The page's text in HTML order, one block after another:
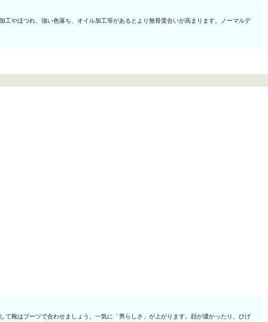
やほつれ、強い色落ち、オイル加工等があるとより無骨度合いが高まります。ノーマルデ
靴はブーツで合わせましょう。一気に「男らしさ」が上がります。顔が濃かったり、ひげ